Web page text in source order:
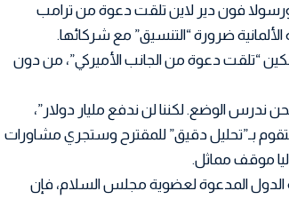
فون دير لاين تلقت دعوة من ترامب
ضرورة “التنسيق” مع شركائها.
“تلقت دعوة من الجانب الأميركي”، من دون
ندرس الوضع. لكننا لن ندفع مليار دولار”،
بـ”تحليل دقيق” للمقترح وستجري مشاورات
موقف مماثل.
الدول المدعوة لعضوية مجلس السلام، فإن